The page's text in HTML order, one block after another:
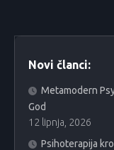
Novi članci:
Metamodern
God
12 lipnja, 2026
Psihoterapija